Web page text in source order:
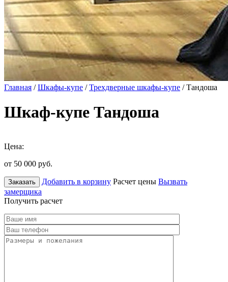
Главная /Шкафы-купе /Трехдверные шкафы-купе / Тандоша
Шкаф-купе Тандоша
Цена:
от 50 000 руб.
Заказать Добавить в корзину Расчет цены Вызвать
замерщика
Получить расчет